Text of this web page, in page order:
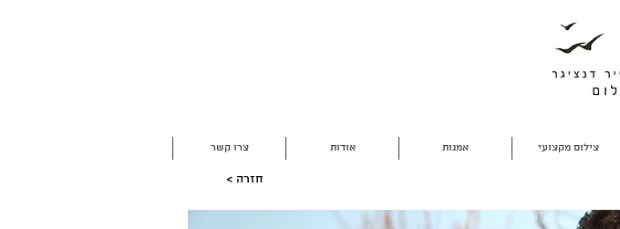
צילום מקצועי אמנות אודות צרו קשר
< חזרה